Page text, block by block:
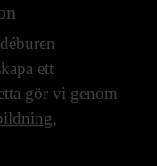
ett
gör vi genom
,